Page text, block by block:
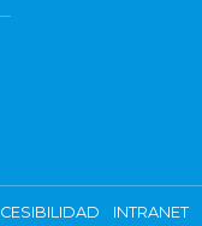
INTRANET